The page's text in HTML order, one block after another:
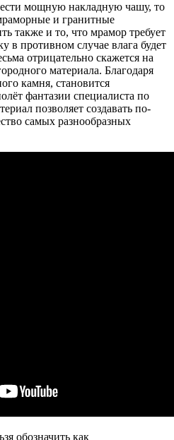
мощную накладную чашу, то
и гранитные
также и то, что мрамор требует
в противном случае влага будет
отрицательно скажется на
материала. Благодаря
камня, становится
фантазии специалиста по
позволяет создавать по-
самых разнообразных
обозначить как